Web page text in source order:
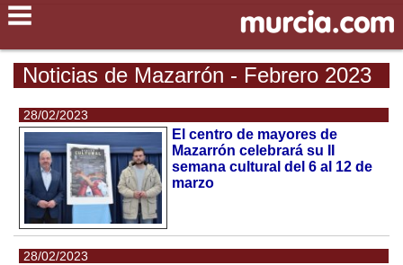
Noticias de Mazarrón - Febrero 2023
28/02/2023
El centro de mayores de
Mazarrón celebrará su II
semana cultural del 6 al 12 de
marzo
28/02/2023